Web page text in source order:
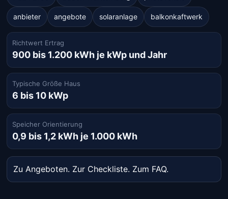
anbieter angebote solaranlage balkonkaftwerk
Richtwert Ertrag
900 bis 1.200 kWh je kWp und Jahr
Typische Größe Haus
6 bis 10 kWp
Speicher Orientierung
0,9 bis 1,2 kWh je 1.000 kWh
Zu Angeboten. Zur Checkliste. Zum FAQ.